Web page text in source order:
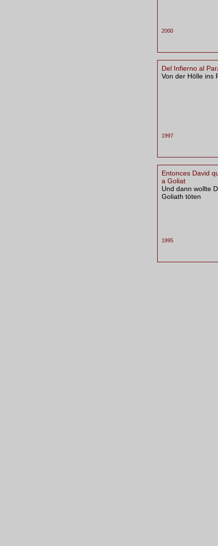
2000
1997
Del Infierno al
Von der Hölle ins
1995
Entonces David
a Goliat
Und dann wollte
Goliath töten